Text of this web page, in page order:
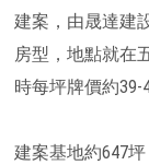
建案，由晟達建
房型，地點就在
時每坪牌價約39-
建案基地約647